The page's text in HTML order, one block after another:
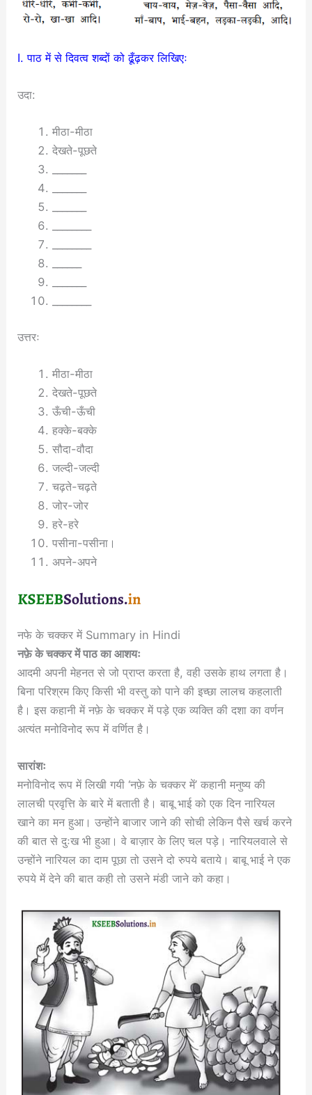
I. पाठ में से दिवत्व शब्दों को ढूँढ़कर लिखिएः
उदा:
मीठा-मीठा
देखते-पूछते
उत्तरः
मीठा-मीठा
देखते-पूछते
ऊँची-ऊँची
हक्के-बक्के
सौदा-वौदा
जल्दी-जल्दी
चढ़ते-चढ़ते
जोर-जोर
हरे-हरे
पसीना-पसीना।
अपने-अपने
नफे के चक्कर में Summary in Hindi
नफ़े के चक्कर में पाठ का आशयः
आदमी अपनी मेहनत से जो प्राप्त करता है, वही उसके हाथ लगता है।
बिना परिश्रम किए किसी भी वस्तु को पाने की इच्छा लालच कहलाती
है। इस कहानी में नफ़े के चक्कर में पड़े एक व्यक्ति की दशा का वर्णन
अत्यंत मनोविनोद रूप में वर्णित है।
सारांशः
मनोविनोद रूप में लिखी गयी ‘नफ़े के चक्कर में’ कहानी मनुष्य की
लालची प्रवृत्ति के बारे में बताती है। बाबू भाई को एक दिन नारियल
खाने का मन हुआ। उन्होंने बाजार जाने की सोची लेकिन पैसे खर्च करने
की बात से दुःख भी हुआ। वे बाज़ार के लिए चल पड़े। नारियलवाले से
उन्होंने नारियल का दाम पूछा तो उसने दो रुपये बताये। बाबू भाई ने एक
रुपये में देने की बात कही तो उसने मंडी जाने को कहा।